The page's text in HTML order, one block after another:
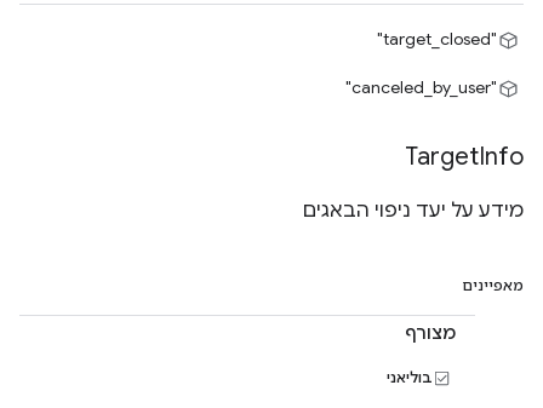
"target_closed"
"canceled_by_user"
TargetInfo
מידע על יעד ניפוי הבאגים
מאפיינים
מצורף
בוליאני